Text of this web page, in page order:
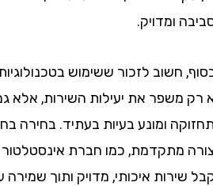
ומדויק.
לזכור ששימוש בטכנולוגיות
את יעילות השירות, אלא גם
ומונע בעיות בעתיד. בחירה
כמו חברת אינסטלטור
איכותי, מדויק ותוך שמירה על